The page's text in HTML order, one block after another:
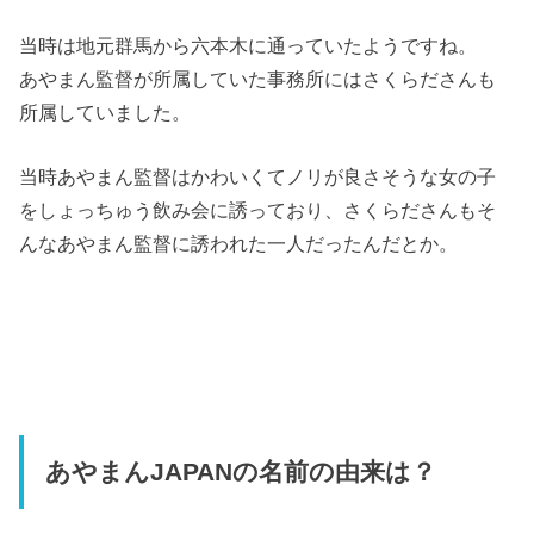
当時は地元群馬から六本木に通っていたようですね。
あやまん監督が所属していた事務所にはさくらださんも
所属していました。
当時あやまん監督はかわいくてノリが良さそうな女の子
をしょっちゅう飲み会に誘っており、さくらださんもそ
んなあやまん監督に誘われた一人だったんだとか。
あやまんJAPANの名前の由来は？